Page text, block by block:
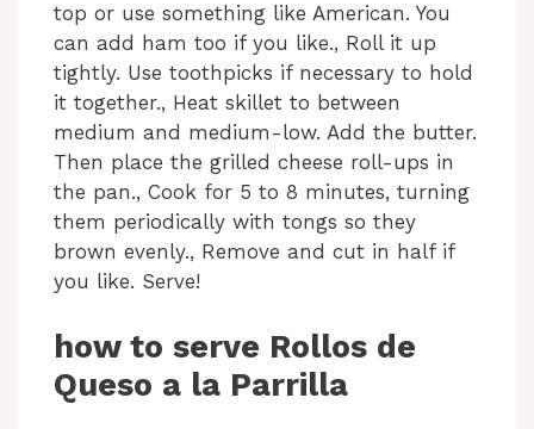
top or use something like American. You
can add ham too if you like., Roll it up
tightly. Use toothpicks if necessary to hold
it together., Heat skillet to between
medium and medium-low. Add the butter.
Then place the grilled cheese roll-ups in
the pan., Cook for 5 to 8 minutes, turning
them periodically with tongs so they
brown evenly., Remove and cut in half if
you like. Serve!
how to serve Rollos de
Queso a la Parrilla